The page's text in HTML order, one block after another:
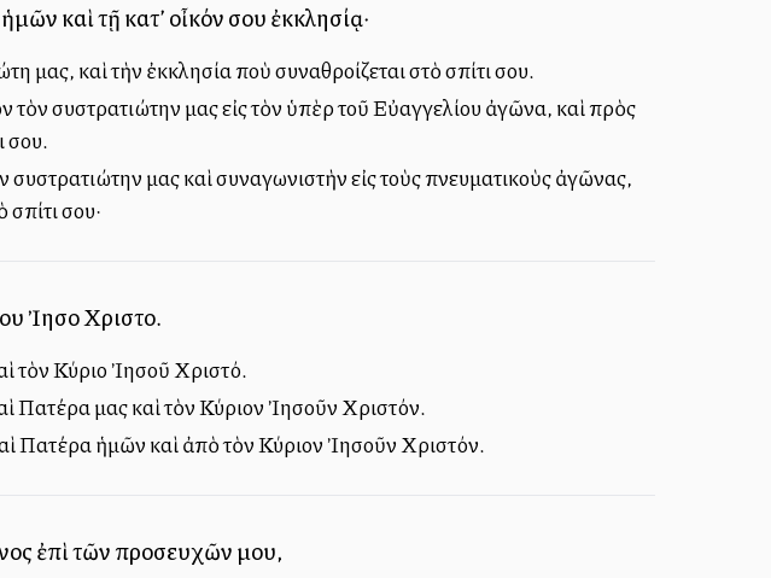
καὶ τῇ κατ’ οἶκόν σου ἐκκλησίᾳ·
μας, καὶ τὴν ἐκκλησία ποὺ συναθροίζεται στὸ σπίτι σου.
συστρατιώτην μας εἰς τὸν ὑπὲρ τοῦ Εὐαγγελίου ἀγῶνα, καὶ πρὸς
σου.
μας καὶ συναγωνιστὴν εἰς τοὺς πνευματικοὺς ἀγῶνας,
σου·
Ἰησοῦ Χριστοῦ.
τὸν Κύριο Ἰησοῦ Χριστό.
Πατέρα μας καὶ τὸν Κύριον Ἰησοῦν Χριστόν.
Πατέρα ἡμῶν καὶ ἀπὸ τὸν Κύριον Ἰησοῦν Χριστόν.
ἐπὶ τῶν προσευχῶν μου,